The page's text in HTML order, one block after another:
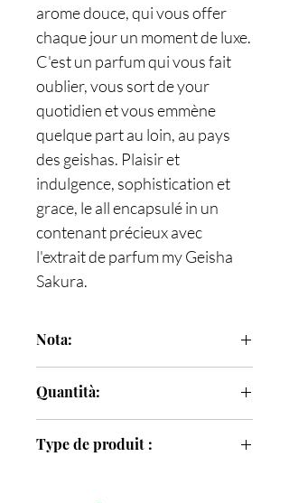
arome douce, qui vous offer
chaque jour un moment de luxe.
C'est un parfum qui vous fait
oublier, vous sort de your
quotidien et vous emmène
quelque part au loin, au pays
des geishas. Plaisir et
indulgence, sophistication et
grace, le all encapsulé in un
contenant précieux avec
l'extrait de parfum my Geisha
Sakura.
Nota:
Fleurs de cerisier
Quantità:
Type de produit :